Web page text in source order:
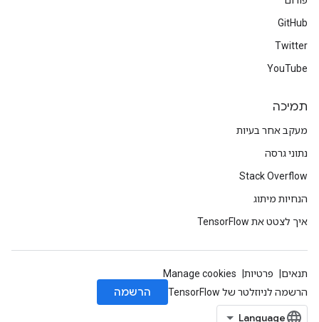
GitHub
Twitter
YouTube
תמיכה
מעקב אחר בעיות
נתוני גרסה
Stack Overflow
הנחיות מיתוג
איך לצטט את TensorFlow
תנאים פרטיות
Manage cookies
הרשמה לניוזלטר של TensorFlow
הרשמה